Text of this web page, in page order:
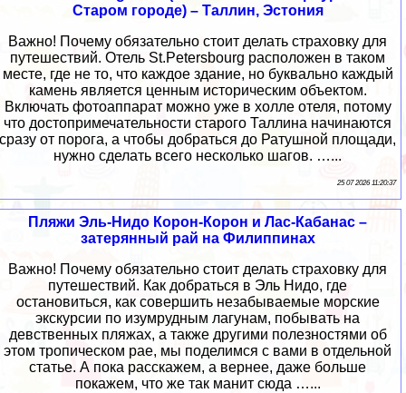
Старом городе) – Таллин, Эстония
Важно! Почему обязательно стоит делать страховку для
путешествий. Отель St.Petersbourg расположен в таком
месте, где не то, что каждое здание, но буквально каждый
камень является ценным историческим объектом.
Включать фотоаппарат можно уже в холле отеля, потому
что достопримечательности старого Таллина начинаются
сразу от порога, а чтобы добраться до Ратушной площади,
нужно сделать всего несколько шагов. …...
25 07 2026 11:20:37
Пляжи Эль-Нидо Корон-Корон и Лас-Кабанас –
затерянный рай на Филиппинах
Важно! Почему обязательно стоит делать страховку для
путешествий. Как добраться в Эль Нидо, где
остановиться, как совершить незабываемые морские
экскурсии по изумрудным лагунам, побывать на
девственных пляжах, а также другими полезностями об
этом тропическом рае, мы поделимся с вами в отдельной
статье. А пока расскажем, а вернее, даже больше
покажем, что же так манит сюда …...